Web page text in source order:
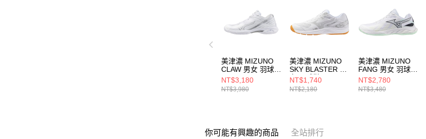
美津濃 MIZUNO
CLAW 男女 羽球鞋
71GA244330
NT$3,180
NT$3,980
美津濃 MIZUNO
SKY BLASTER 男
女 羽球鞋
71GA253310
NT$1,740
NT$2,180
美津濃 MIZUNO
FANG 男女 羽球鞋
71GA242315
NT$2,780
NT$3,480
你可能有興趣的商品 全站排行